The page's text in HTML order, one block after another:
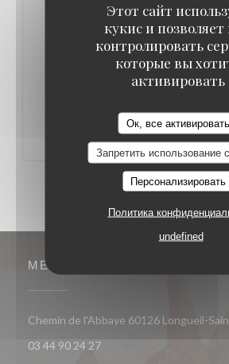
Этот сайт
кукис и
контролировать
которые вы
активировать
Ок, все активировать
Запретить использование
Персонализировать
Политика
undefined
ЧИТАТЬ СТАТЬЮ
СМОТРЕТЬ СТАТЬЮ В
МЕСТО
Chemin de l'Abbaye 60126 Longueil-
03 44 90 24 27
Les Étangs de